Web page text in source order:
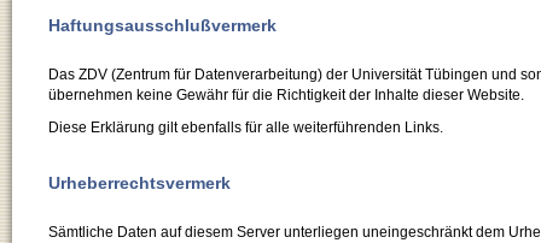
Haftungsausschlußvermerk
Das ZDV (Zentrum für Datenverarbeitung) der Universität Tübingen und
übernehmen keine Gewähr für die Richtigkeit der Inhalte dieser Website.
Diese Erklärung gilt ebenfalls für alle weiterführenden Links.
Urheberrechtsvermerk
Sämtliche Daten auf diesem Server unterliegen uneingeschränkt dem